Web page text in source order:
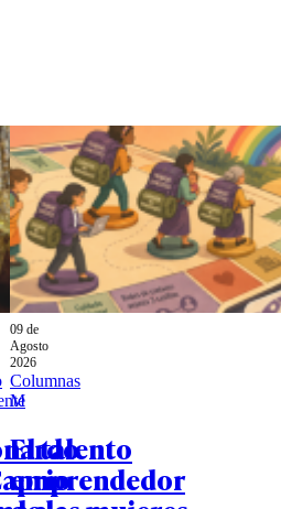
09 de
Agosto
2026
Columnas
M
El talento
emprendedor